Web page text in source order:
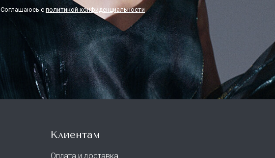
Соглашаюсь с политикой конфиденциальности
Клиентам
Оплата и доставка